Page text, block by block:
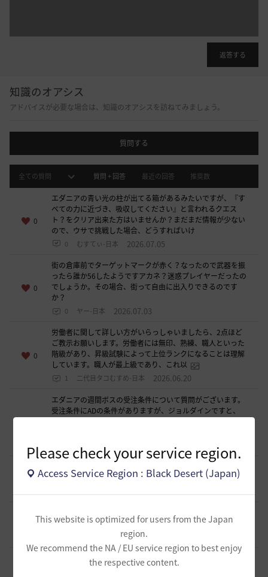
Please check your service region.
Access Service Region : Black Desert (Japan)
This website is optimized for users from the Japan
region.
We recommend the NA / EU service region to best enjoy
the respective content.
利
と
が
で
き
ま
す
。
す
ぐ
に
ロ
グ
イ
ン
ペ
ー
に
移
動
し
す
か
返答する
知識のオアシス
アドバイスが必要な場合は、知識のオアシスを訪ねてみましょう。
質問する
質問 + 回答 最近の回答 推奨数
全ての質問
0
エダニアの青い光の柱が出てる箱があるみたいですが、『す
べての力に近づき、吸収してください』と言われるクエス
ト？をクリア出来た方はいませんか？まだまだ情報が少ない
ので、ウサで挑戦した場合、どうすればいけ
0 むすてぃ-日本 2026.07.05
0
街の倉庫前でターゲットマークが赤く？なったので武器を振
ったら誰か56したようですアカネ？迷惑プレイヤーだったの
でしょうか。その場合、街って自由に出入りできるのです
か？
0 ヤー-日本 2026.07.03
0
労働者に関して詳しい方がいらっしゃいましたら、2点ほど
ご教示お願いします。労働者には無印、熟練、職人といった
階級があり、昇級試験によって上位ランクになることは理解
しています。職人が最上級であり、これ以
1 二代目タコむすめ-日本 2026.06.20
エダニアの週間ボスの受注条件について質問がございます。
受注条件にADの条件がありますが、ジョルダインですと、
新鮮な胡瓜
1
〔三神伝〕普通ではない男 で 総合取引所にマッコリが無
く、メインストーリーが進まない。どうしたらいいですか？
1
終わったのでしょうか？落とした花びらは１０枚あります
2026.05.16
2026.05.07